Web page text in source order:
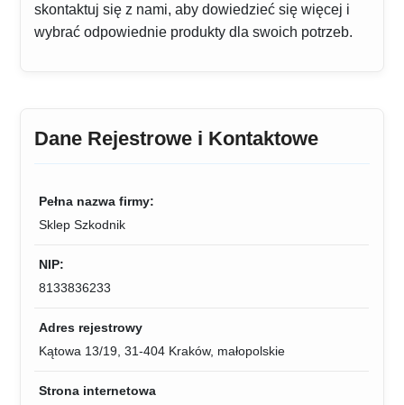
skontaktuj się z nami, aby dowiedzieć się więcej i
wybrać odpowiednie produkty dla swoich potrzeb.
Dane Rejestrowe i Kontaktowe
Pełna nazwa firmy:
Sklep Szkodnik
NIP:
8133836233
Adres rejestrowy
Kątowa 13/19, 31-404 Kraków, małopolskie
Strona internetowa